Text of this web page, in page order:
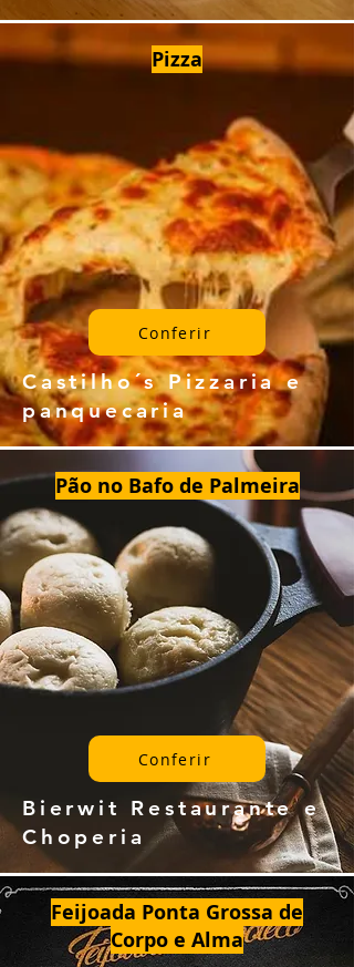
Pizza
Conferir
Castilho´s Pizzaria e
panquecaria
Pão no Bafo de Palmeira
Conferir
Bierwit Restaurante e
Choperia
Feijoada Ponta Grossa de
Corpo e Alma